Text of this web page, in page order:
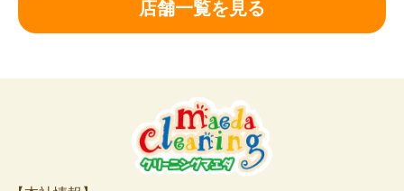
店舗一覧を見る